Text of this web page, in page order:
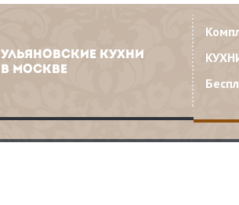
УЛЬЯНОВСКИЕ КУХНИ
В МОСКВЕ